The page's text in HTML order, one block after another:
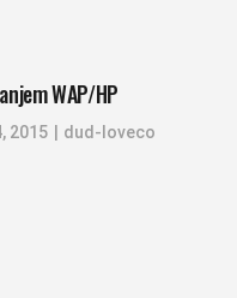
WAP/HP
2015 dud-loveco